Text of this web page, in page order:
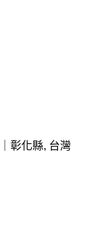
彰化縣, 台灣